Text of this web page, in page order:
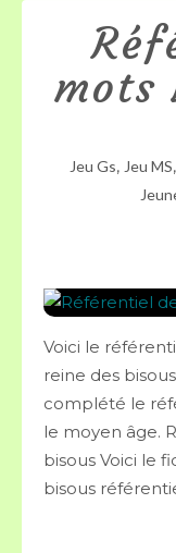
mots
Jeu Gs, Jeu MS,
Voici le
reine des
complété le
le moyen âge.
bisous Voici le
bisous